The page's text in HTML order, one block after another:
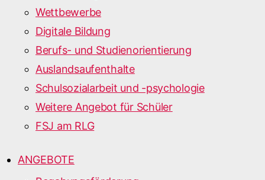
Wettbewerbe
Digitale Bildung
Berufs- und Studienorientierung
Auslandsaufenthalte
Schulsozialarbeit und -psychologie
Weitere Angebot für Schüler
FSJ am RLG
ANGEBOTE